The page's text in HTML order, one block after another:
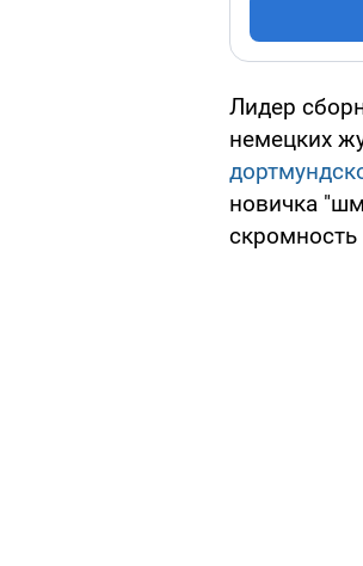
Лидер
немецких
новичка
скромность